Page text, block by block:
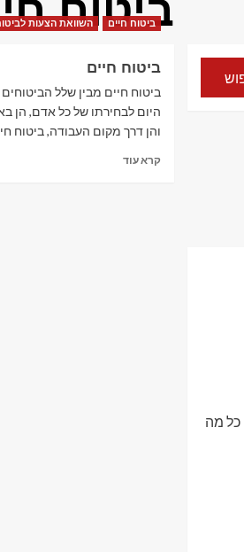
ביטוח
ביטוח חיים השוואת הצעות
ביטוח חיים
ביטוח חיים מבין שלל
היום לבחירתו של כל אדם, הן
והן דרך מקום העבודה, ביטוח
קרא עודRead
כל מה